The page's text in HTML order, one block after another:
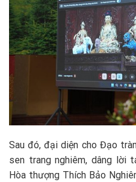
Sau đó, đại diện cho Đạo
sen trang nghiêm, dâng lời
Hòa thượng Thích Bảo